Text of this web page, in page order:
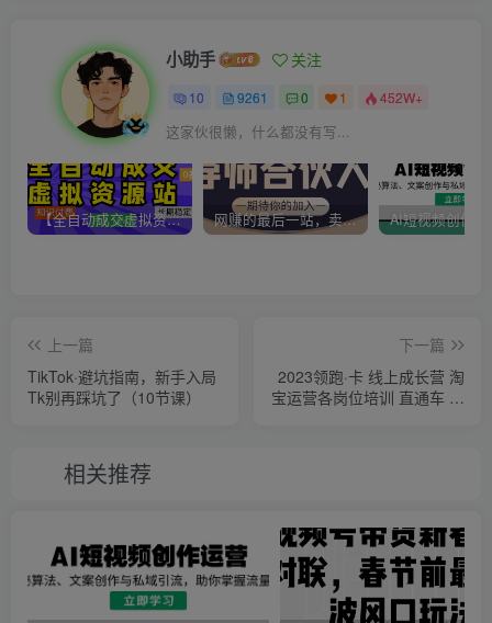
小助手 关注
10 9261 0 1 452W+
这家伙很懒，什么都没有写...
【全自动成交虚拟资源站】站长唯一陪跑项目！月入10W+~长期稳定~ 网赚的最后一站，卖项目！做网赚顶级猎食者~
上一篇
TikTok·避坑指南，新手入局
Tk别再踩坑了（10节课）
下一篇
2023领跑·卡 线上成长营 淘
宝运营各岗位培训 直通车 万
相关推荐